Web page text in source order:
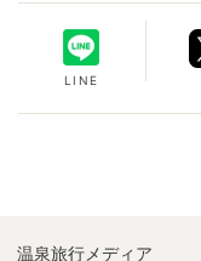
LINE
温泉旅行メディア